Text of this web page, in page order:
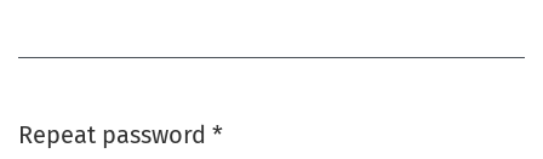
Repeat password *